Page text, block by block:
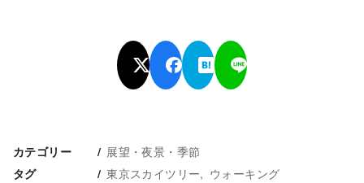
カテゴリー 展望・夜景・季節
タグ 東京スカイツリー ウォーキング